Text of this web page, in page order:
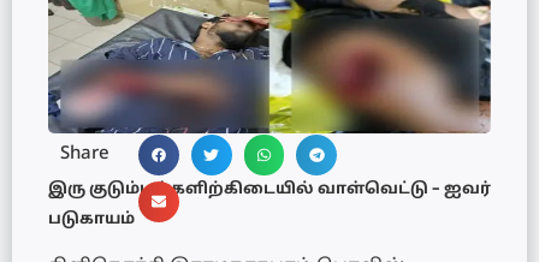
Share
இரு குடும்பங்களிற்கிடையில் வாள்வெட்டு – ஐவர்
படுகாயம்